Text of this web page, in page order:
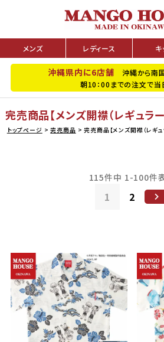
メンズ レディース キ
沖縄県内に6店舗 沖縄から南
朝10：00までの注文で当
完売商品【メンズ開襟（レギュラー
トップページ 完売商品 完売商品【メンズ開襟（レギュ
115件中 1-100件
1 2